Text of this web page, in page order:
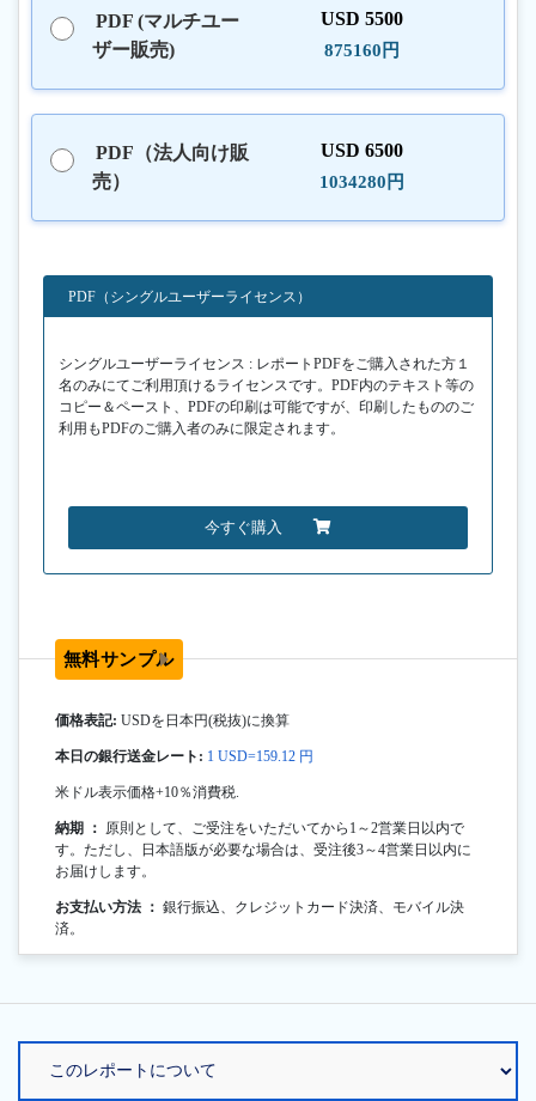
PDF (マルチユー
ザー販売)
USD 5500
875160円
PDF（法人向け販
売）
USD 6500
1034280円
PDF（シングルユーザーライセンス）
シングルユーザーライセンス : レポートPDFをご購入された方１
名のみにてご利用頂けるライセンスです。PDF内のテキスト等の
コピー＆ペースト、PDFの印刷は可能ですが、印刷したもののご
利用もPDFのご購入者のみに限定されます。
今すぐ購入
無料サンプル
価格表記: USDを日本円(税抜)に換算
本日の銀行送金レート: 1 USD=159.12 円
米ドル表示価格+10％消費税.
納期 ： 原則として、ご受注をいただいてから1～2営業日以内で
す。ただし、日本語版が必要な場合は、受注後3～4営業日以内に
お届けします。
お支払い方法 ： 銀行振込、クレジットカード決済、モバイル決
済。